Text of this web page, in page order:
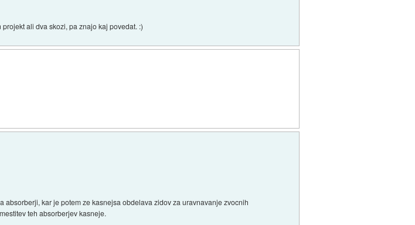
ali dva skozi, pa znajo kaj povedat. :)
kar je potem ze kasnejsa obdelava zidov za uravnavanje zvocnih
teh absorberjev kasneje.